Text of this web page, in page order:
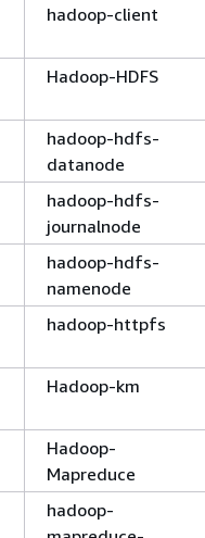
hadoop-client
Hadoop-HDFS
hadoop-hdfs-
datanode
hadoop-hdfs-
journalnode
hadoop-hdfs-
namenode
hadoop-httpfs
Hadoop-km
Hadoop-
Mapreduce
hadoop-